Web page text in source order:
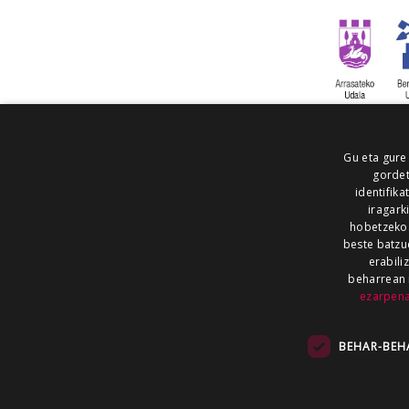
ALEA
NOAUA
Gu eta
hobetzeko.
beste
beharrean
BEHAR-